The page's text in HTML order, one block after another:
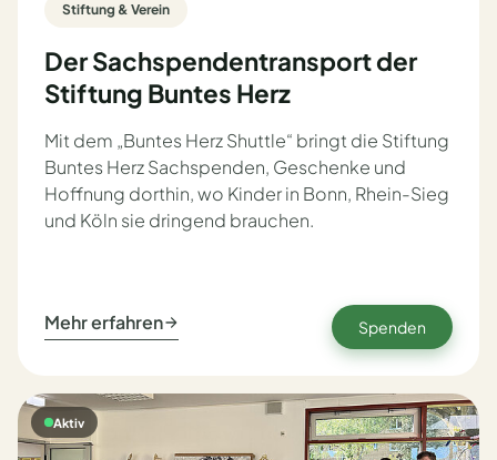
Stiftung & Verein
Der Sachspendentransport der
Stiftung Buntes Herz
Mit dem „Buntes Herz Shuttle“ bringt die Stiftung
Buntes Herz Sachspenden, Geschenke und
Hoffnung dorthin, wo Kinder in Bonn, Rhein-Sieg
und Köln sie dringend brauchen.
Mehr erfahren Spenden
Aktiv